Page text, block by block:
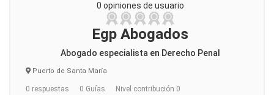
0 opiniones de usuario
Egp Abogados
Abogado especialista en Derecho Penal
Puerto de Santa María
0 respuestas 0 Guías Nivel contribución 0